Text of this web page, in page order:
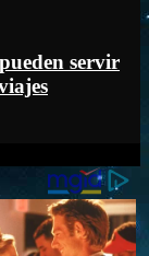
servir